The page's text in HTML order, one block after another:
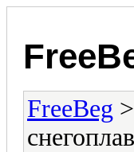
FreeBeg >